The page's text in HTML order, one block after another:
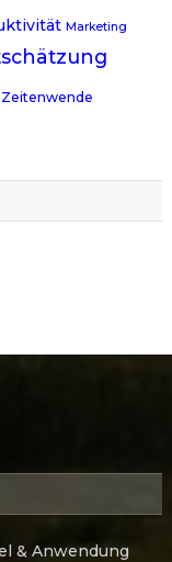
Marketing
Zeitenwende
& Anwendung